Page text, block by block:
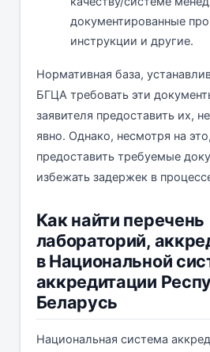
документированные
инструкции и другие.
Нормативная база,
БГЦА требовать эти
заявителя предоставить их,
явно. Однако, несмотря на
предоставить требуемые
избежать задержек в
Как найти перечень
лабораторий,
в Национальной
аккредитации
Беларусь
Национальная система